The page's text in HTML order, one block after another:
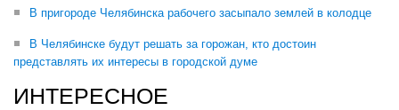
В пригороде Челябинска рабочего засыпало землей в колодце
В Челябинске будут решать за горожан, кто достоин
представлять их интересы в городской думе
ИНТЕРЕСНОЕ